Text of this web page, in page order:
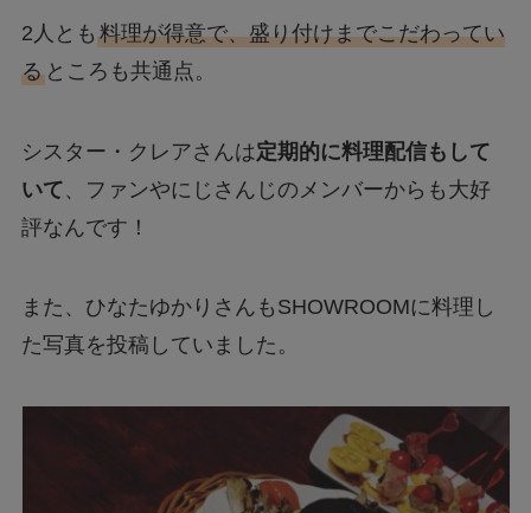
2人とも 料理が得意で、盛り付けまでこだわってい
るところも共通点。
シスター・クレアさんは定期的に料理配信もして
いて、ファンやにじさんじのメンバーからも大好
評なんです！
また、ひなたゆかりさんもSHOWROOMに料理し
た写真を投稿していました。